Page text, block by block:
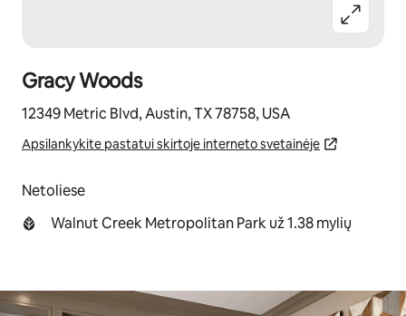
Gracy Woods
12349 Metric Blvd, Austin, TX 78758, USA
Apsilankykite pastatui skirtoje interneto svetainėje
Netoliese
Walnut Creek Metropolitan Park už 1.38 mylių